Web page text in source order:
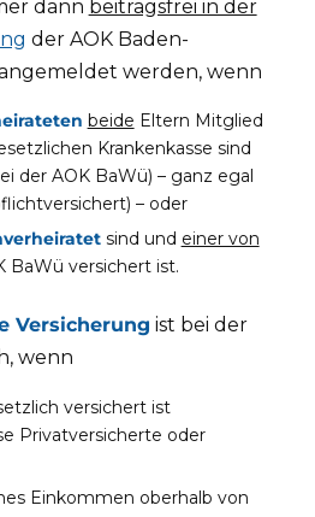
dann beitragsfrei in der
der AOK Baden-
werden, wenn
beide Eltern Mitglied
Krankenkasse sind
der AOK BaWü) – ganz egal
– oder
sind und einer von
BaWü versichert ist.
Versicherung ist bei der
wenn
versichert ist
Privatversicherte oder
Einkommen oberhalb von